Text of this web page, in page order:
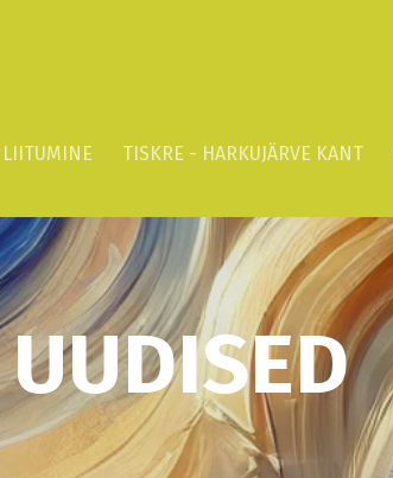
LIITUMINE TISKRE - HARKUJÄRVE KANT
UUDISED